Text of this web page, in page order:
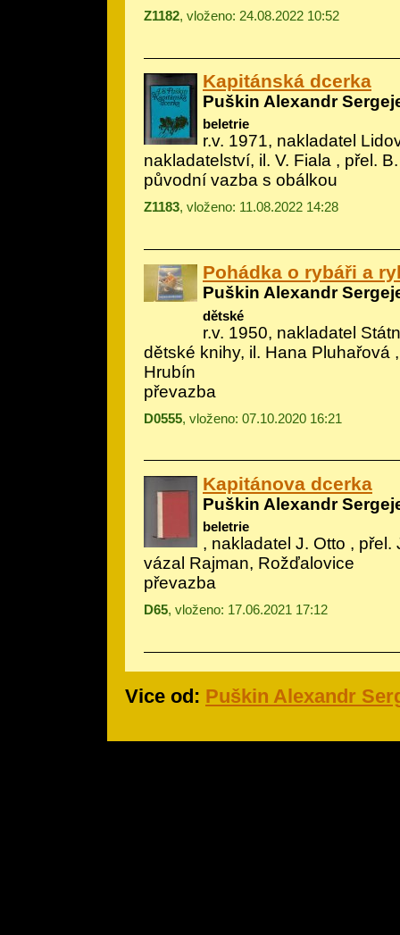
Z1182, vloženo: 24.08.2022 10:52
Kapitánská dcerka
Puškin Alexandr
beletrie
r.v. 1971, nakladatel
nakladatelství, il. V. Fiala , přel.
původní vazba s obálkou
Z1183, vloženo: 11.08.2022 14:28
Pohádka o rybáři a
Puškin Alexandr
dětské
r.v. 1950, nakladatel
dětské knihy, il. Hana Pluhařová
Hrubín
převazba
D0555, vloženo: 07.10.2020 16:21
Kapitánova dcerka
Puškin Alexandr
beletrie
, nakladatel J. Otto , přel.
vázal Rajman, Rožďalovice
převazba
D65, vloženo: 17.06.2021 17:12
Vice od: Puškin Alexandr